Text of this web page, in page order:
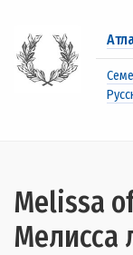
Melissa
Мелисса